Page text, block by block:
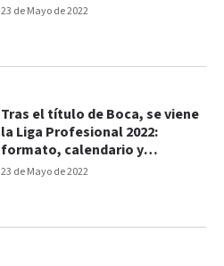
23 de Mayo de 2022
23 de Mayo de 2022
Tras el título de Boca, se viene
la Liga Profesional 2022:
formato, calendario y
descensos